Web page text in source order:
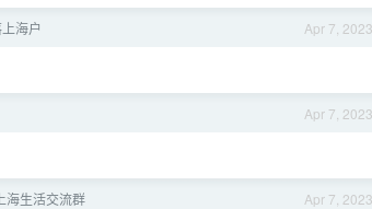
Apr 7, 2023
海户
Apr 7, 2023
Apr 7, 2023
海生活交流群